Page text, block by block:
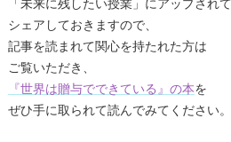
「未来に残したい授業」にアップされ
シェアしておきますので、
記事を読まれて関心を持たれた方は
ご覧いただき、
『世界は贈与でできている』の本を
ぜひ手に取られて読んでみてください。